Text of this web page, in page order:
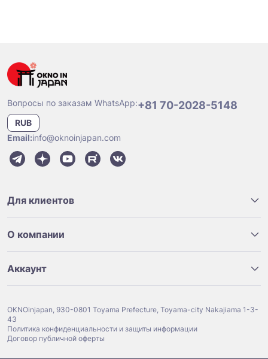
Вопросы по заказам WhatsApp:+81 70-2028-5148
RUB
Email:info@oknoinjapan.com
Для клиентов
О компании
Аккаунт
OKNOinjapan, 930-0801 Toyama Prefecture, Toyama-city Nakajiama 1-3-
43
Политика конфиденциальности и защиты информации
Договор публичной оферты